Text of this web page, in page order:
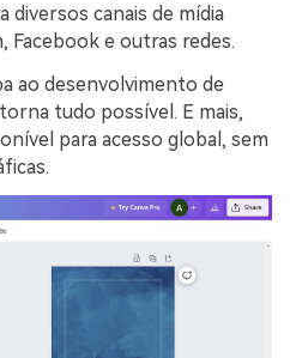
diversos canais de mídia
Facebook e outras redes.
ao desenvolvimento de
tudo possível. E mais,
para acesso global, sem